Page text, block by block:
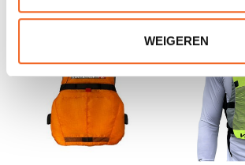
WEIGEREN
OP=OP!